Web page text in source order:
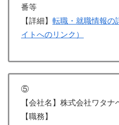
番等
【詳細】 転職・就職情報の
イトへのリンク）
⑤
【会社名】株式会社ワタナ
【職務】